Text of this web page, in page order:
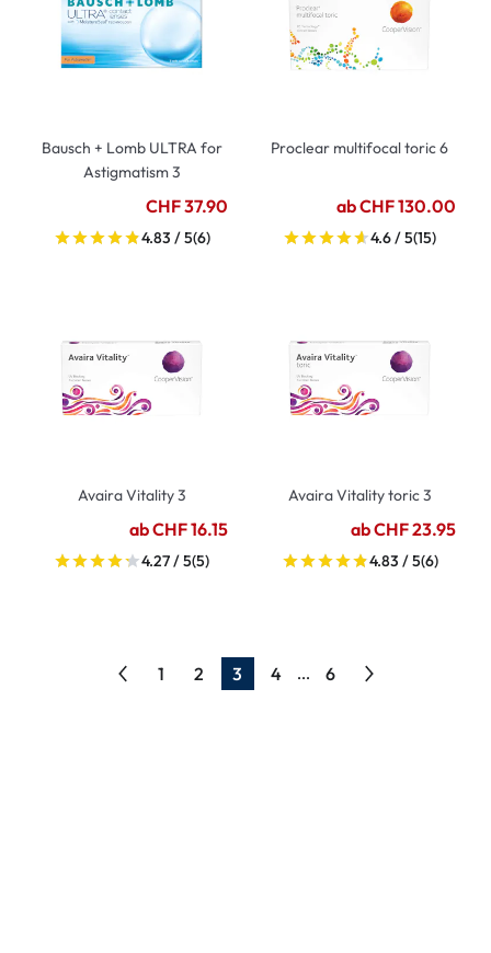
Bausch + Lomb ULTRA for
Astigmatism 3
CHF 37.90
4.83 / 5(6)
Proclear multifocal toric 6
ab CHF 130.00
4.6 / 5(15)
Avaira Vitality 3
ab CHF 16.15
4.27 / 5(5)
Avaira Vitality toric 3
ab CHF 23.95
4.83 / 5(6)
1 2 3 4 ... 6